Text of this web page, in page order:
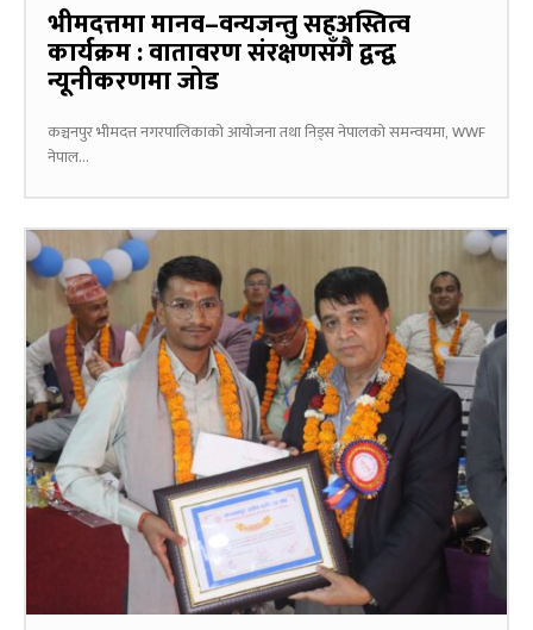
भीमदत्तमा मानव–वन्यजन्तु सहअस्तित्व
कार्यक्रम : वातावरण संरक्षणसँगै द्वन्द्व
न्यूनीकरणमा जोड
कञ्चनपुर भीमदत्त नगरपालिकाको आयोजना तथा निड्स नेपालको समन्वयमा, WWF
नेपाल...